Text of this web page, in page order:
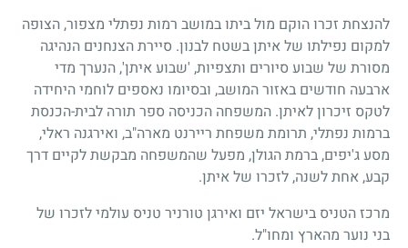
להנצחת זכרו הוקם מול ביתו במושב רמות נפתלי מצפור, הצופה
למקום נפילתו של איתן בשטח לבנון. סיירת הצנחנים הנהיגה
מסורת של שבוע סיורים ותצפיות, 'שבוע איתן', הנערך מדי
ארבעה חודשים באזור המושב, ובסיומו נאספים לוחמי היחידה
לטקס זיכרון לאיתן. המשפחה הכניסה ספר תורה לבית-הכנסת
ברמות נפתלי, תרומת משפחת ריירנט מארה"ב, ואירגנה ראלי,
מסע ג'יפים, ברמת הגולן, מפעל שהמשפחה מבקשת לקיים דרך
קבע, אחת לשנה, לזכרו של איתן.
מרכז הטניס בישראל יזם ואירגן טורניר טניס עולמי לזכרו של
בני נוער מהארץ ומחו"ל.